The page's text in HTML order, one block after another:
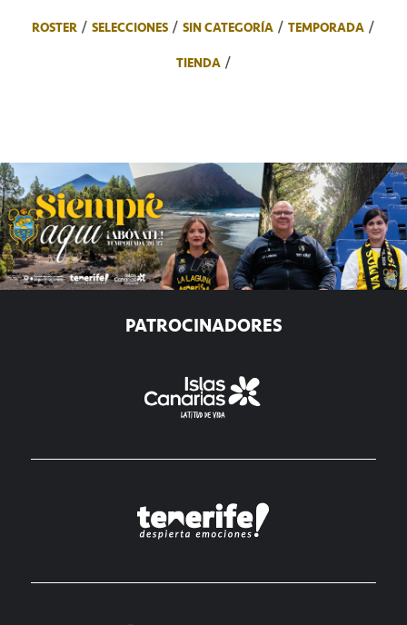
ROSTER
SELECCIONES SIN CATEGORÍA
TEMPORADA
TIENDA
PATROCINADORES